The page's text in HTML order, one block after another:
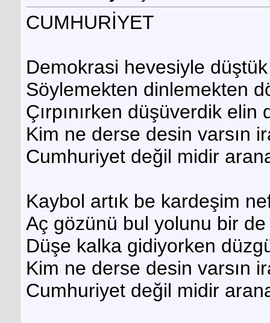
CUMHURİYET
Demokrasi hevesiyle
Söylemekten dinlemekten
Çırpınırken düşüverdik
Kim ne derse desin varsın
Cumhuriyet değil midir
Kaybol artık be kardeşim
Aç gözünü bul yolunu bir
Düşe kalka gidiyorken
Kim ne derse desin varsın
Cumhuriyet değil midir